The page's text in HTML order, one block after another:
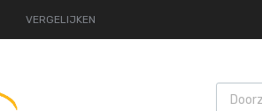
VERGELIJKEN